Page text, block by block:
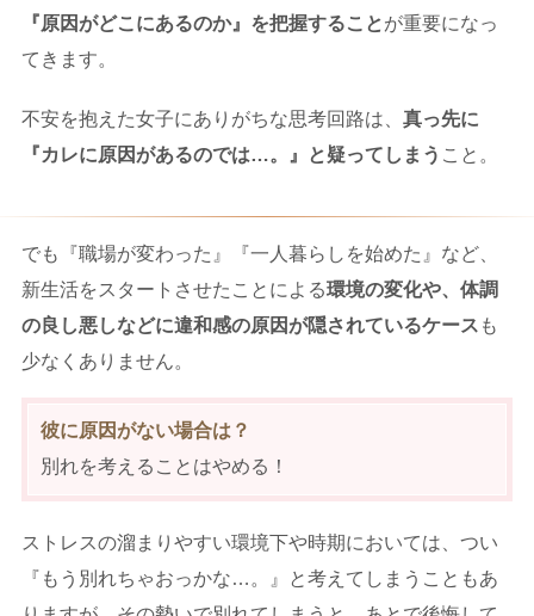
『原因がどこにあるのか』を把握することが重要になっ
てきます。
不安を抱えた女子にありがちな思考回路は、 真っ先に
『カレに原因があるのでは…。』と疑ってしまう こと。
でも『職場が変わった』『一人暮らしを始めた』など、
新生活をスタートさせたことによる環境の変化や、体調
の良し悪しなどに違和感の原因が隠されているケース も
少なくありません。
彼に原因がない場合は？
別れを考えることはやめる！
ストレスの溜まりやすい環境下や時期においては、つい
『もう別れちゃおっかな…。』と考えてしまうこともあ